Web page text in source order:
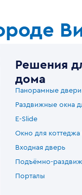
Решения
дома
Панорамные двери
Раздвижные окна
E-Slide
Окно для
Входная дверь
Подъёмно-
Порталы